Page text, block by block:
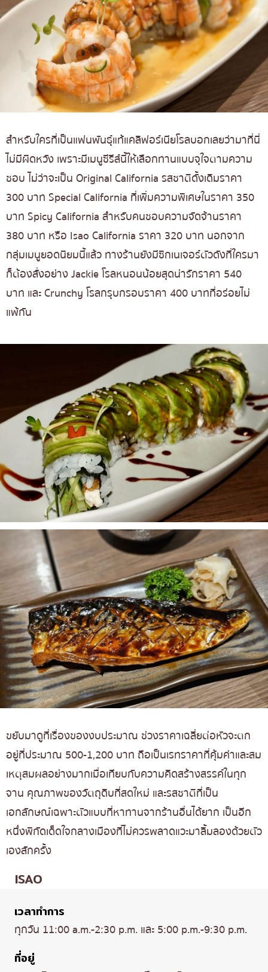
สำหรับใครที่เป็นแฟนพันธุ์แท้แคลิฟอร์เนียโรลบอกเลยว่ามาที่นี่
ไม่มีผิดหวัง เพราะมีเมนูซีรีส์นี้ให้เลือกทานแบบจุใจตามความ
ชอบ ไม่ว่าจะเป็น Original California รสชาติดั้งเดิมราคา
300 บาท Special California ที่เพิ่มความพิเศษในราคา 350
บาท Spicy California สำหรับคนชอบความจัดจ้านราคา
380 บาท หรือ Isao California ราคา 320 บาท นอกจาก
กลุ่มเมนูยอดนิยมนี้แล้ว ทางร้านยังมีซิกเนเจอร์ตัวดังที่ใครมา
ก็ต้องสั่งอย่าง Jackie โรลหนอนน้อยสุดน่ารักราคา 540
บาท และ Crunchy โรลกรุบกรอบราคา 400 บาทที่อร่อยไม่
แพ้กัน
ขยับมาดูที่เรื่องของงบประมาณ ช่วงราคาเฉลี่ยต่อหัวจะตก
อยู่ที่ประมาณ 500-1,200 บาท ถือเป็นเรทราคาที่คุ้มค่าและสม
เหตุสมผลอย่างมากเมื่อเทียบกับความคิดสร้างสรรค์ในทุก
จาน คุณภาพของวัตถุดิบที่สดใหม่ และรสชาติที่เป็น
เอกลักษณ์เฉพาะตัวแบบที่หาทานจากร้านอื่นได้ยาก เป็นอีก
หนึ่งพิกัดเด็ดใจกลางเมืองที่ไม่ควรพลาดแวะมาลิ้มลองด้วยตัว
เองสักครั้ง
ISAO
เวลาทำการ
ทุกวัน 11:00 a.m.-2:30 p.m. และ 5:00 p.m.-9:30 p.m.
ที่อยู่